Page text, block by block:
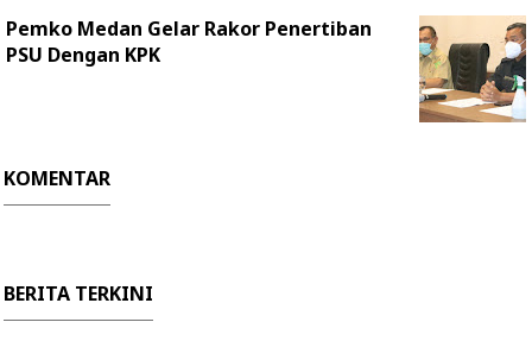
Pemko Medan Gelar Rakor Penertiban
PSU Dengan KPK
KOMENTAR
BERITA TERKINI